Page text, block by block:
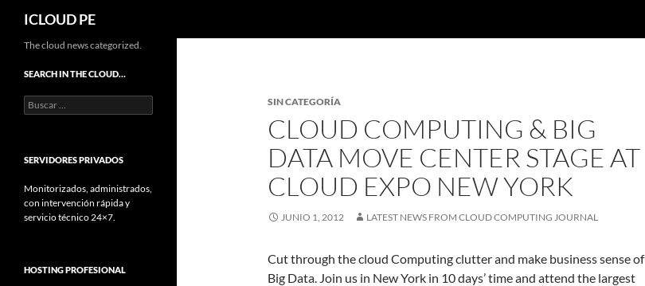
Saltar
contenido
ICLOUD PE
SIN CATEGORÍA
CLOUD COMPUTING & BIG
DATA MOVE CENTER STAGE AT
CLOUD EXPO NEW YORK
JUNIO 1, 2012 LATEST NEWS FROM CLOUD COMPUTING JOURNAL
Cut through the cloud Computing clutter and make business sense of
Big Data. Join us in New York in 10 days’ time and attend the largest
The cloud news categorized.
SEARCH IN THE CLOUD…
Buscar:
SERVIDORES PRIVADOS
Monitorizados, administrados,
con intervención rápida y
servicio técnico 24×7.
HOSTING PROFESIONAL